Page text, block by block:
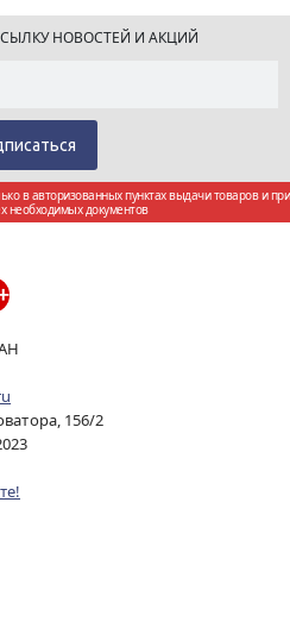
НОВОСТЕЙ И АКЦИЙ
в авторизованных пунктах выдачи товаров и при
необходимых документов
156/2